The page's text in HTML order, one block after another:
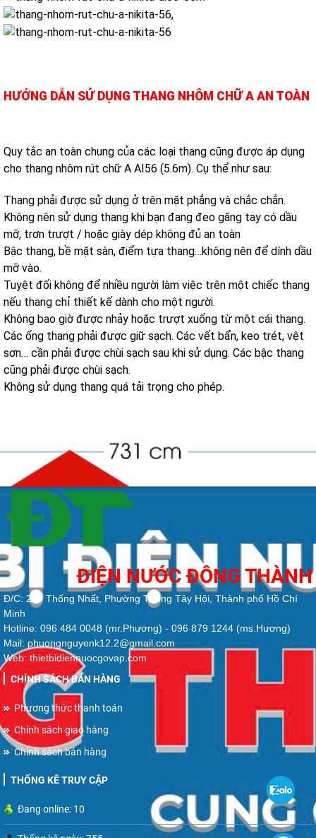
HƯỚNG DẪN SỬ DỤNG THANG NHÔM CHỮ A AN TOÀN
Quy tắc an toàn chung của các loại thang cũng được áp dụng
cho thang nhôm rút chữ A AI56 (5.6m). Cụ thể như sau:
Thang phải được sử dụng ở trên mặt phẳng và chắc chắn.
Không nên sử dụng thang khi bạn đang đeo găng tay có dầu
mỡ, trơn trượt / hoặc giày dép không đủ an toàn
Bậc thang, bề mặt sàn, điểm tựa thang…không nên để dính dầu
mỡ vào.
Tuyệt đối không để nhiều người làm việc trên một chiếc thang
nếu thang chỉ thiết kế dành cho một người.
Không bao giờ được nhảy hoặc trượt xuống từ một cái thang.
Các ống thang phải được giữ sạch. Các vết bẩn, keo trét, vệt
sơn… cần phải được chùi sạch sau khi sử dụng. Các bậc thang
cũng phải được chùi sạch.
Không sử dụng thang quá tải trọng cho phép.
ĐIỆN NƯỚC ĐÔNG THÀNH
Đ/C: 213 Thống Nhất, Phường Thông Tây Hội, Thành phố Hồ Chí
Minh
Hotline: 096 484 0048 (mr.Phương) - 096 879 1244 (ms.Hương)
Mail: phuongnguyenk12.2@gmail.com
Web: thietbidiennuocgovap.com
CHÍNH SÁCH BÁN HÀNG
Phương thức thanh toán
Chính sách giao hàng
Chính sách bán hàng
THỐNG KÊ TRUY CẬP
Đang online: 10